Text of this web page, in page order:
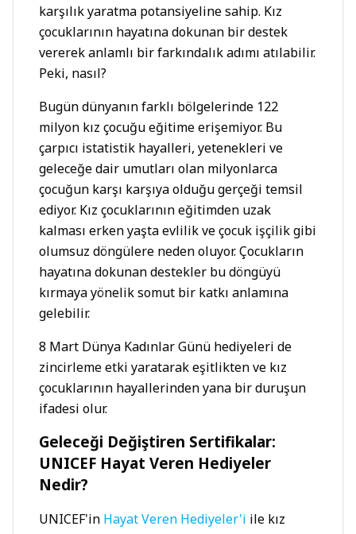
karşılık yaratma potansiyeline sahip. Kız
çocuklarının hayatına dokunan bir destek
vererek anlamlı bir farkındalık adımı atılabilir.
Peki, nasıl?
Bugün dünyanın farklı bölgelerinde 122
milyon kız çocuğu eğitime erişemiyor. Bu
çarpıcı istatistik hayalleri, yetenekleri ve
geleceğe dair umutları olan milyonlarca
çocuğun karşı karşıya olduğu gerçeği temsil
ediyor. Kız çocuklarının eğitimden uzak
kalması erken yaşta evlilik ve çocuk işçilik gibi
olumsuz döngülere neden oluyor. Çocukların
hayatına dokunan destekler bu döngüyü
kırmaya yönelik somut bir katkı anlamına
gelebilir.
8 Mart Dünya Kadınlar Günü hediyeleri de
zincirleme etki yaratarak eşitlikten ve kız
çocuklarının hayallerinden yana bir duruşun
ifadesi olur.
Geleceği Değiştiren Sertifikalar:
UNICEF Hayat Veren Hediyeler
Nedir?
UNICEF'in Hayat Veren Hediyeler'i ile kız